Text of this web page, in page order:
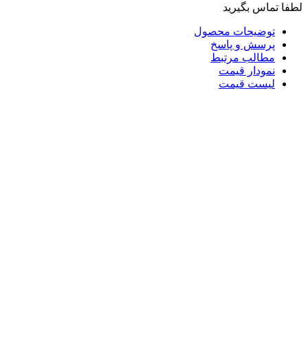
لطفا تماس بگیرید
توضیحات محصول
پرسش و پاسخ
مطالب مرتبط
نمودار قیمت
لیست قیمت